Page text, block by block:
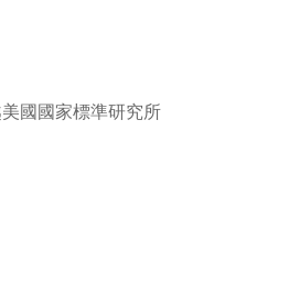
國國家標準研究所